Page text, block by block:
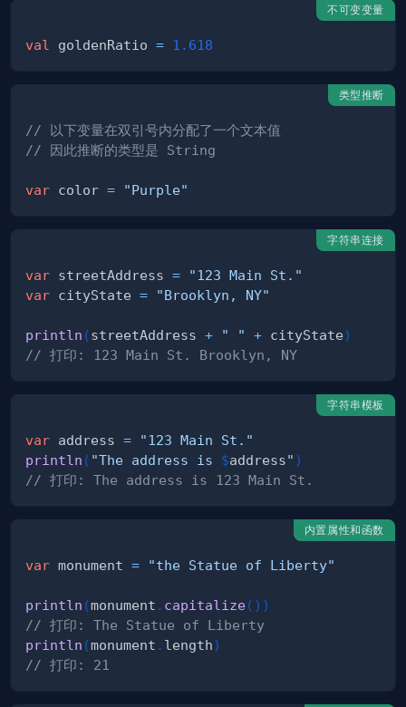
不可变变量
val goldenRatio = 1.618
类型推断
// 以下变量在双引号内分配了一个文本值
// 因此推断的类型是 String
var color = "Purple"
字符串连接
var streetAddress =
"123 Main St."
var cityState = "Brooklyn, NY"
println (streetAddress + " " + cityState)
// 打印: 123 Main St. Brooklyn, NY
字符串模板
var address =
"123 Main St."
println ( "The address is $address" )
// 打印: The address is 123 Main St.
内置属性和函数
var monument = "the Statue of Liberty"
println (monument . capitalize( ) )
// 打印: The Statue of Liberty
println (monument . length)
// 打印: 21